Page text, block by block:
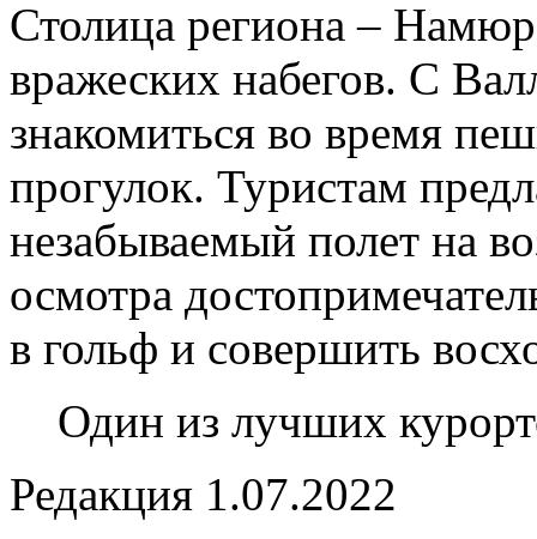
Столица региона –
вражеских набегов. С
знакомиться во время
прогулок. Туристам
незабываемый полет на
осмотра
в гольф и совершить
Один из лучших
Редакция 1.07.2022